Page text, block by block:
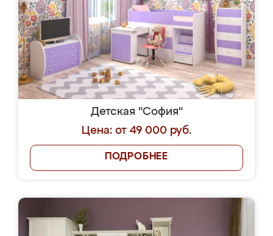
Детская "София"
Цена: от 49 000 руб.
ПОДРОБНЕЕ